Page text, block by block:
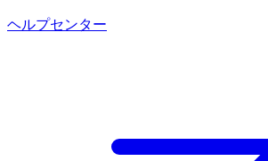
ヘルプセンター